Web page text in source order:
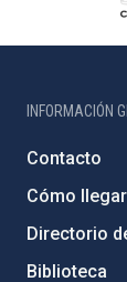
INFORMACIÓN
Contacto
Cómo
Directorio
Biblioteca